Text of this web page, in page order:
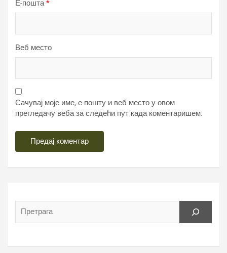
Е-пошта*
Веб место
Сачувај моје име, е-пошту и веб место у овом
прегледачу веба за следећи пут када коментаришем.